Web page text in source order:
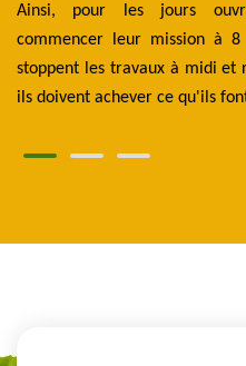
Ainsi, pour les jours
commencer leur mission à
stoppent les travaux à midi et
ils doivent achever ce qu'ils